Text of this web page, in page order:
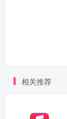
相关推荐